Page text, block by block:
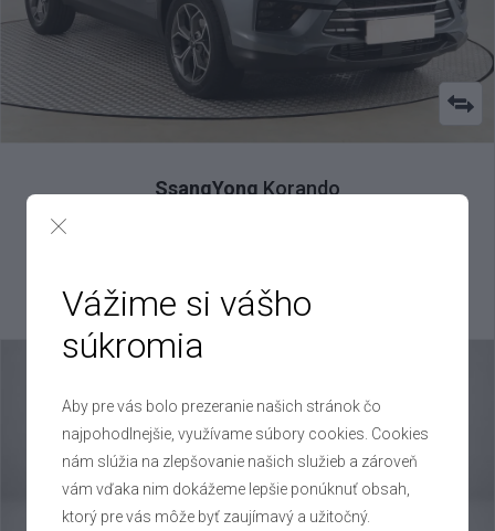
SsangYong Korando
18 000 €
Výhodné splátky na mieru
Vážime si vášho
súkromia
Aby pre vás bolo prezeranie našich stránok čo
najpohodlnejšie, využívame súbory cookies. Cookies
nám slúžia na zlepšovanie našich služieb a zároveň
vám vďaka nim dokážeme lepšie ponúknuť obsah,
ktorý pre vás môže byť zaujímavý a užitočný.